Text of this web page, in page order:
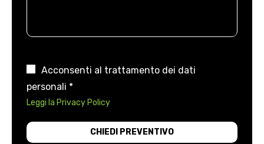
Acconsenti al trattamento dei dati
personali *
Leggi la Privacy Policy